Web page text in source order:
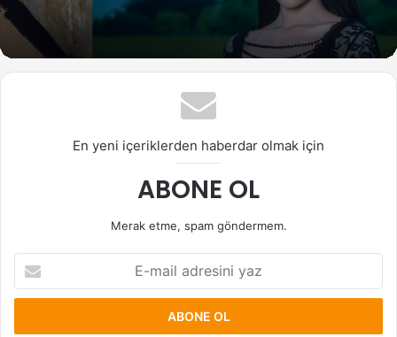
En yeni içeriklerden haberdar olmak için
ABONE OL
Merak etme, spam göndermem.
mail
adresini